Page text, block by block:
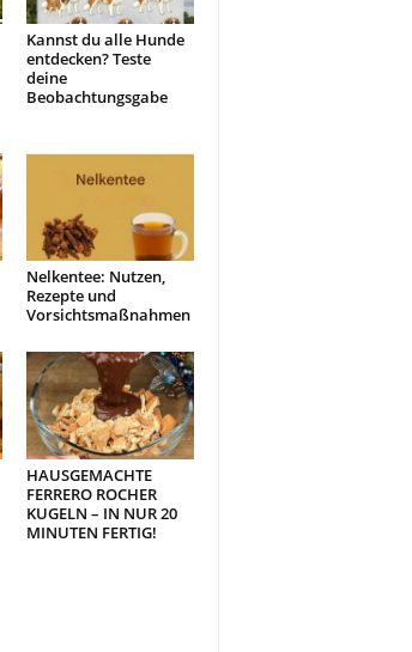
Kannst du alle Hunde
entdecken? Teste
deine
Beobachtungsgabe
Nelkentee: Nutzen,
Rezepte und
Vorsichtsmaßnahmen
HAUSGEMACHTE
FERRERO ROCHER
KUGELN – IN NUR 20
MINUTEN FERTIG!